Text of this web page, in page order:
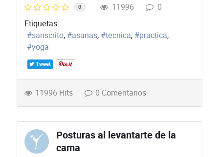
0 11996
0
Etiquetas:
sanscrito
asanas tecnica
practica
yoga
Tweet
11996 Hits 0 Comentarios
Posturas al levantarte de la
cama